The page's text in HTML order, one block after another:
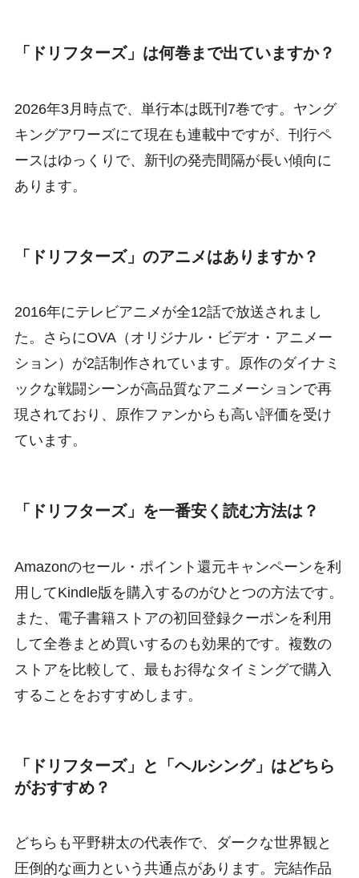
「ドリフターズ」は何巻まで出ていますか？
2026年3月時点で、単行本は既刊7巻です。ヤング
キングアワーズにて現在も連載中ですが、刊行ペ
ースはゆっくりで、新刊の発売間隔が長い傾向に
あります。
「ドリフターズ」のアニメはありますか？
2016年にテレビアニメが全12話で放送されまし
た。さらにOVA（オリジナル・ビデオ・アニメー
ション）が2話制作されています。原作のダイナミ
ックな戦闘シーンが高品質なアニメーションで再
現されており、原作ファンからも高い評価を受け
ています。
「ドリフターズ」を一番安く読む方法は？
Amazonのセール・ポイント還元キャンペーンを利
用してKindle版を購入するのがひとつの方法です。
また、電子書籍ストアの初回登録クーポンを利用
して全巻まとめ買いするのも効果的です。複数の
ストアを比較して、最もお得なタイミングで購入
することをおすすめします。
「ドリフターズ」と「ヘルシング」はどちら
がおすすめ？
どちらも平野耕太の代表作で、ダークな世界観と
圧倒的な画力という共通点があります。完結作品